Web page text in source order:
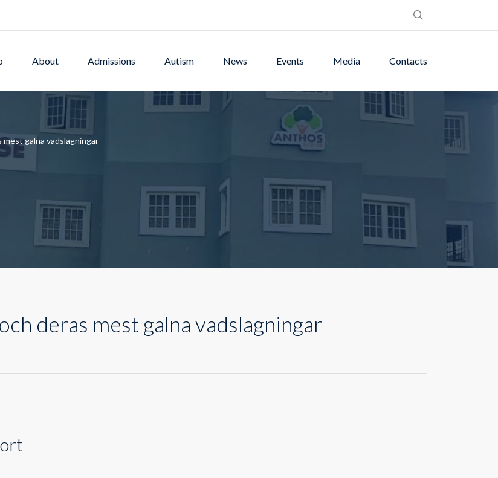
About Admissions Autism News Events Media Contacts
mest galna vadslagningar
deras mest galna vadslagningar